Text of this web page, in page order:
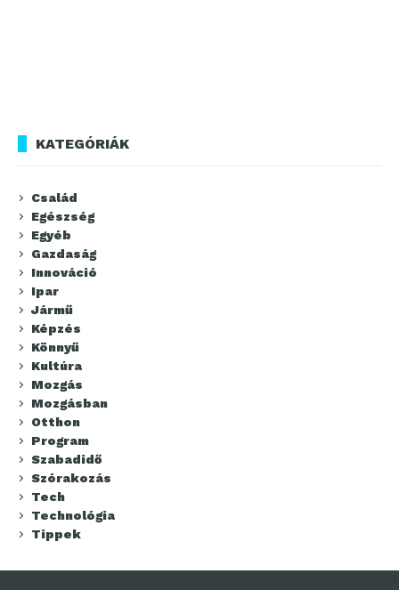
KATEGÓRIÁK
Család
Egészség
Egyéb
Gazdaság
Innováció
Ipar
Jármű
Képzés
Könnyű
Kultúra
Mozgás
Mozgásban
Otthon
Program
Szabadidő
Szórakozás
Tech
Technológia
Tippek